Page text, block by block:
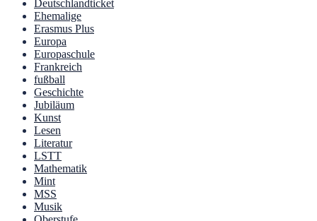
Deutschlandticket
Ehemalige
Erasmus Plus
Europa
Europaschule
Frankreich
fußball
Geschichte
Jubiläum
Kunst
Lesen
Literatur
LSTT
Mathematik
Mint
MSS
Musik